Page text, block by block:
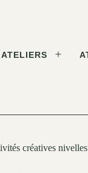
ATELIERS
créatives